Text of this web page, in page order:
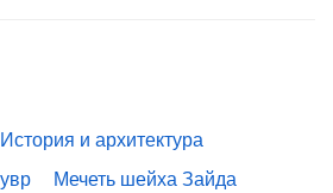
История и архитектура
Мечеть шейха Зайда